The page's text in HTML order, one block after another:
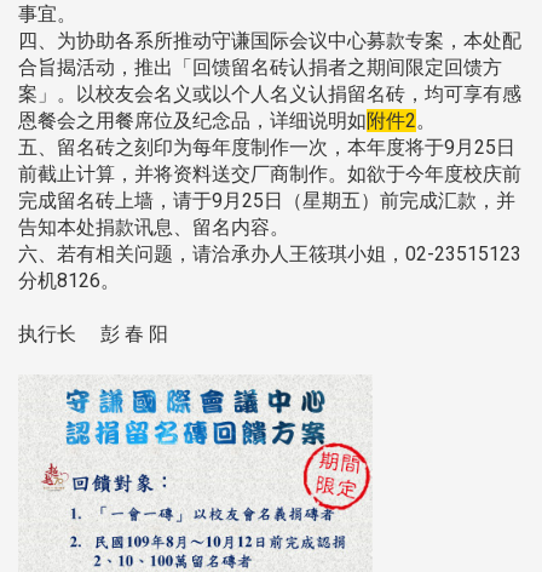
事宜。
四、为协助各系所推动守谦国际会议中心募款专案，本处配
合旨揭活动，推出「回馈留名砖认捐者之期间限定回馈方
案」。以校友会名义或以个人名义认捐留名砖，均可享有感
恩餐会之用餐席位及纪念品，详细说明如附件2。
五、留名砖之刻印为每年度制作一次，本年度将于9月25日
前截止计算，并将资料送交厂商制作。如欲于今年度校庆前
完成留名砖上墙，请于9月25日（星期五）前完成汇款，并
告知本处捐款讯息、留名内容。
六、若有相关问题，请洽承办人王筱琪小姐，02-23515123
分机8126。
执行长 彭 春 阳